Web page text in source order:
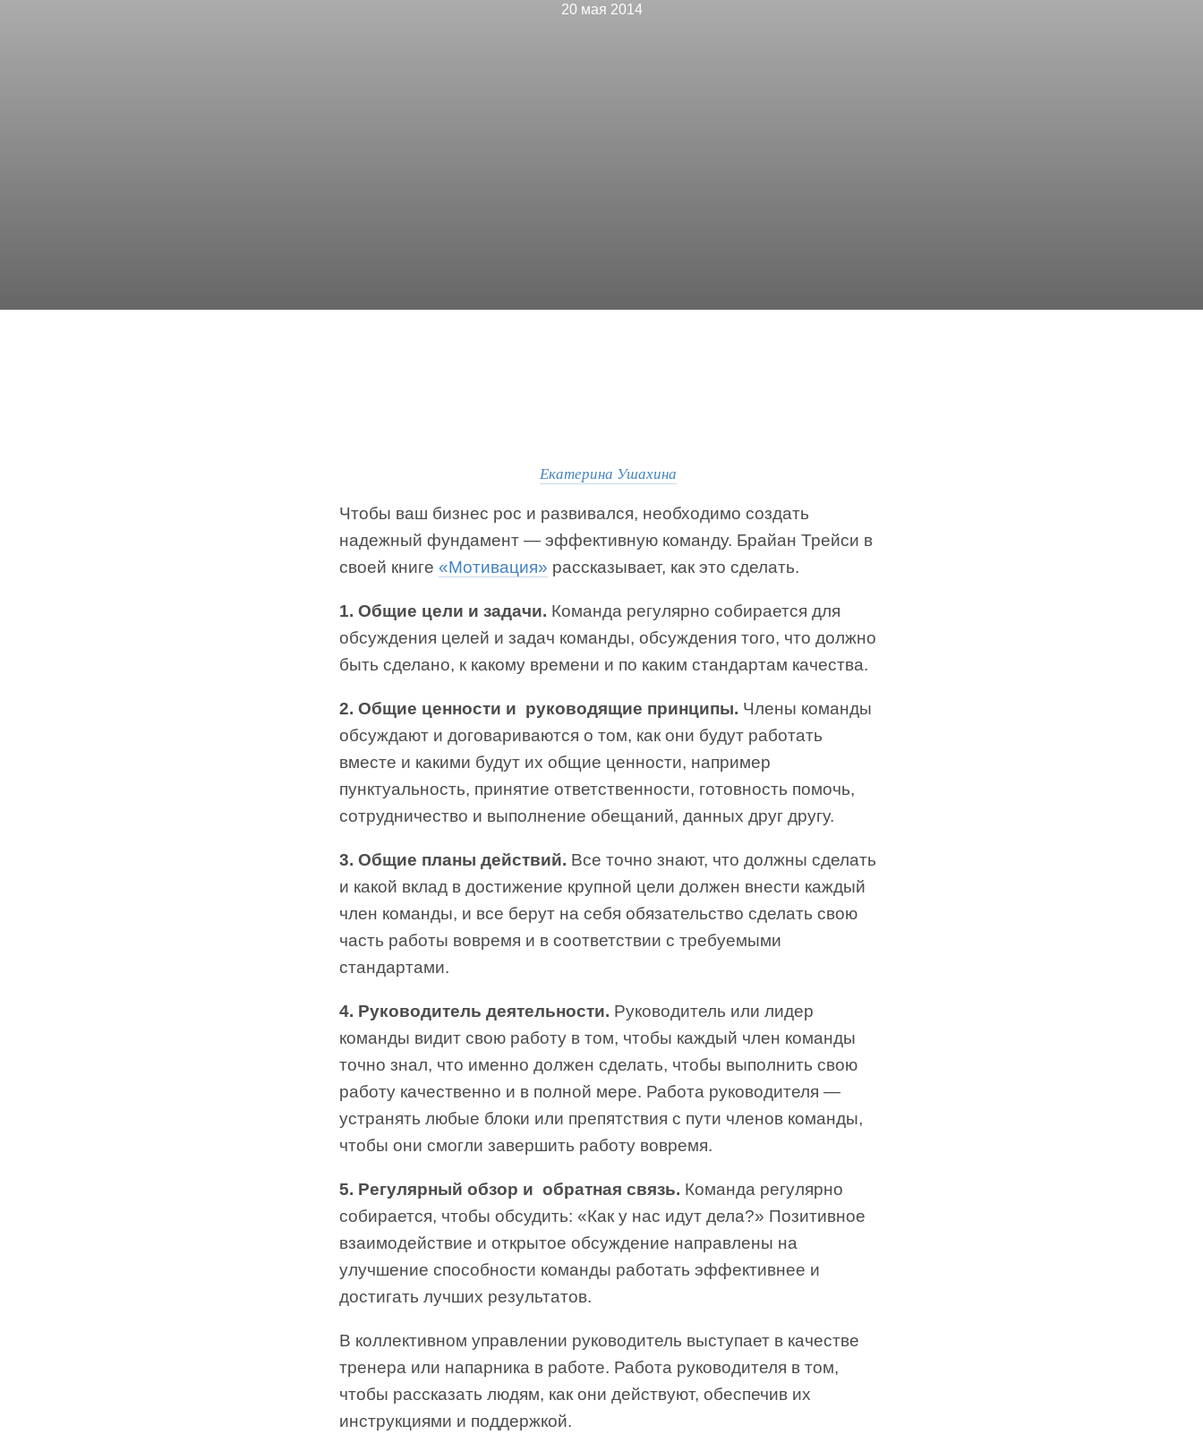
20 мая 2014
Екатерина Ушахина
Чтобы ваш бизнес рос и развивался, необходимо создать
надежный фундамент — эффективную команду. Брайан Трейси в
своей книге «Мотивация» рассказывает, как это сделать.
1. Общие цели и задачи. Команда регулярно собирается для
обсуждения целей и задач команды, обсуждения того, что должно
быть сделано, к какому времени и по каким стандартам качества.
2. Общие ценности и руководящие принципы. Члены команды
обсуждают и договариваются о том, как они будут работать
вместе и какими будут их общие ценности, например
пунктуальность, принятие ответственности, готовность помочь,
сотрудничество и выполнение обещаний, данных друг другу.
3. Общие планы действий. Все точно знают, что должны сделать
и какой вклад в достижение крупной цели должен внести каждый
член команды, и все берут на себя обязательство сделать свою
часть работы вовремя и в соответствии с требуемыми
стандартами.
4. Руководитель деятельности. Руководитель или лидер
команды видит свою работу в том, чтобы каждый член команды
точно знал, что именно должен сделать, чтобы выполнить свою
работу качественно и в полной мере. Работа руководителя —
устранять любые блоки или препятствия с пути членов команды,
чтобы они смогли завершить работу вовремя.
5. Регулярный обзор и обратная связь. Команда регулярно
собирается, чтобы обсудить: «Как у нас идут дела?» Позитивное
взаимодействие и открытое обсуждение направлены на
улучшение способности команды работать эффективнее и
достигать лучших результатов.
В коллективном управлении руководитель выступает в качестве
тренера или напарника в работе. Работа руководителя в том,
чтобы рассказать людям, как они действуют, обеспечив их
инструкциями и поддержкой.